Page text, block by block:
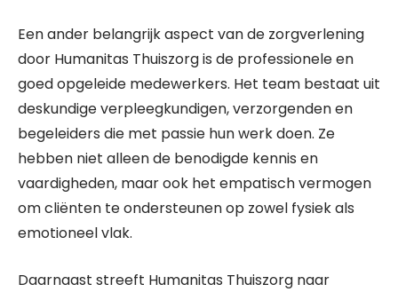
Een ander belangrijk aspect van de zorgverlening
door Humanitas Thuiszorg is de professionele en
goed opgeleide medewerkers. Het team bestaat uit
deskundige verpleegkundigen, verzorgenden en
begeleiders die met passie hun werk doen. Ze
hebben niet alleen de benodigde kennis en
vaardigheden, maar ook het empatisch vermogen
om cliënten te ondersteunen op zowel fysiek als
emotioneel vlak.
Daarnaast streeft Humanitas Thuiszorg naar